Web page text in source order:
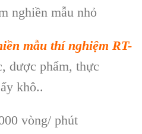
nghiền mẫu nhỏ
mẫu thí nghiệm RT-
dược phẩm, thực
khô..
vòng/ phút